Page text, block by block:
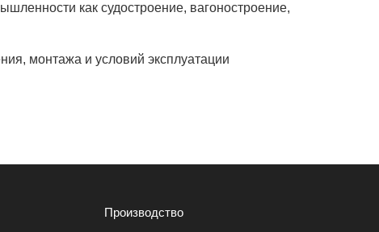
как судостроение, вагоностроение,
монтажа и условий эксплуатации
Производство